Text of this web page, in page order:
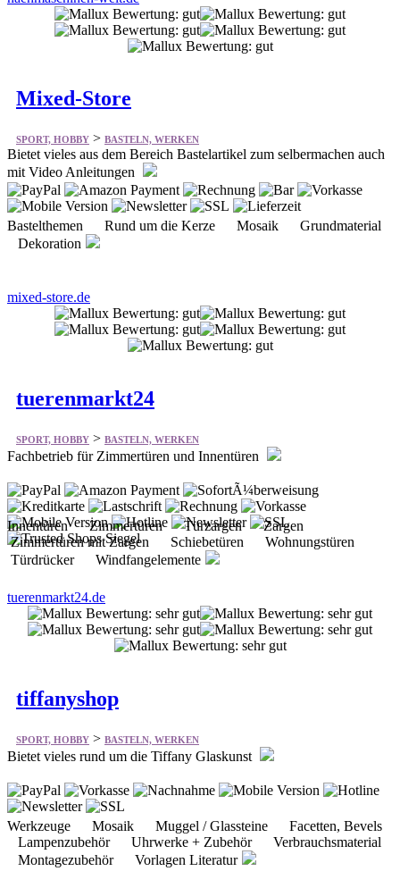
Mixed-Store
SPORT, HOBBY > BASTELN, WERKEN
Bietet vieles aus dem Bereich Bastelartikel zum selbermachen auch
mit Video Anleitungen
Bastelthemen Rund um die Kerze Mosaik Grundmaterial
Dekoration
mixed-store.de
tuerenmarkt24
SPORT, HOBBY > BASTELN, WERKEN
Fachbetrieb für Zimmertüren und Innentüren
Innentüren Zimmertüren Türzargen Zargen
Zimmertüren mit Zargen Schiebetüren Wohnungstüren
Türdrücker Windfangelemente
tuerenmarkt24.de
tiffanyshop
SPORT, HOBBY > BASTELN, WERKEN
Bietet vieles rund um die Tiffany Glaskunst
Werkzeuge Mosaik Muggel / Glassteine Facetten, Bevels
Lampenzubehör Uhrwerke + Zubehör Verbrauchsmaterial
Montagezubehör Vorlagen Literatur